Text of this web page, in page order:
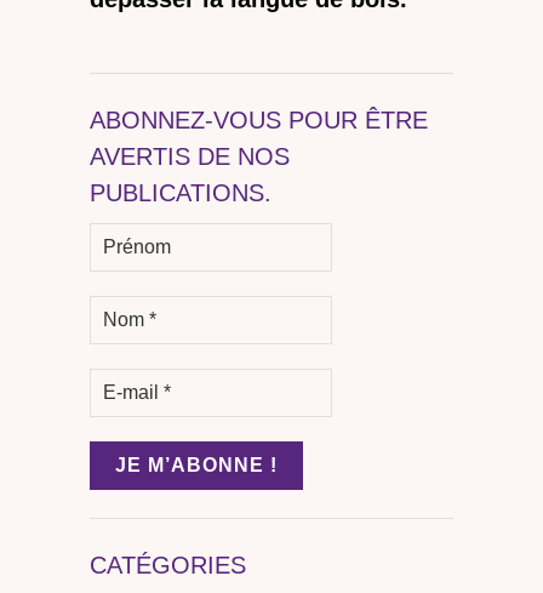
ABONNEZ-VOUS POUR ÊTRE
AVERTIS DE NOS
PUBLICATIONS.
CATÉGORIES